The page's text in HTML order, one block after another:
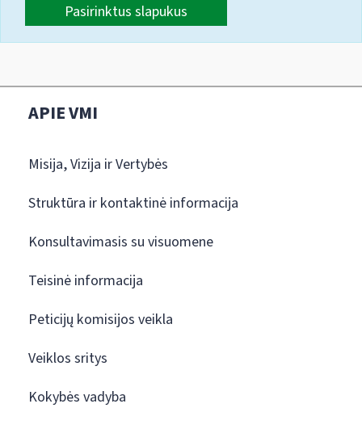
Pasirinktus slapukus
APIE VMI
Misija, Vizija ir Vertybės
Struktūra ir kontaktinė informacija
Konsultavimasis su visuomene
Teisinė informacija
Peticijų komisijos veikla
Veiklos sritys
Kokybės vadyba